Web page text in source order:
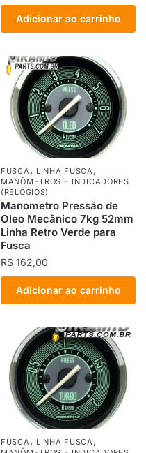
Adicionar ao carrinho
FUSCA, LINHA FUSCA,
MANÔMETROS E INDICADORES
(RELÓGIOS)
Manometro Pressão de
Oleo Mecânico 7kg 52mm
Linha Retro Verde para
Fusca
R$ 162,00
Adicionar ao carrinho
FUSCA, LINHA FUSCA,